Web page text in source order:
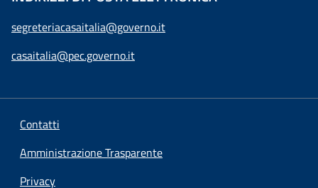
segreteriacasaitalia@governo.it
casaitalia@pec.governo.it
Contatti
Amministrazione Trasparente
Privacy